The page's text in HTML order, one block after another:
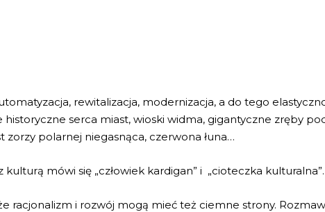
rewitalizacja, modernizacja, a do tego
serca miast, wioski widma, gigantyczne zręby
polarnej niegasnąca, czerwona łuna…
mówi się „człowiek kardigan” i „cioteczka kulturalna”.
racjonalizm i rozwój mogą mieć też ciemne strony.